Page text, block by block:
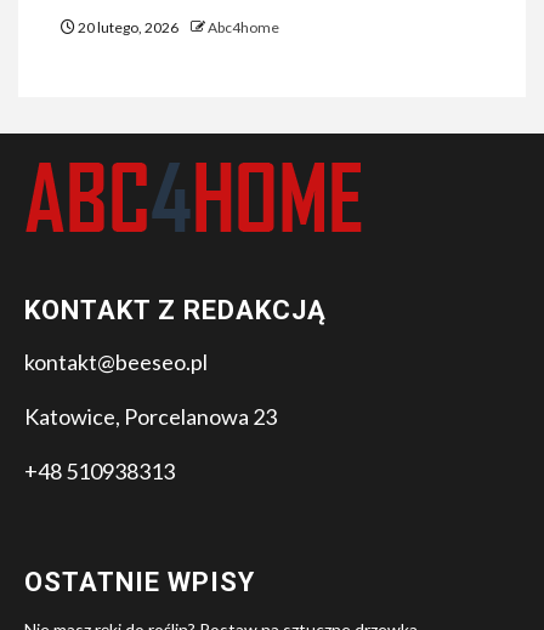
20 lutego, 2026 Abc4home
KONTAKT Z REDAKCJĄ
kontakt@beeseo.pl
Katowice, Porcelanowa 23
+48 510938313
OSTATNIE WPISY